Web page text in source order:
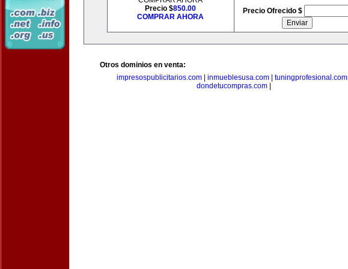
Precio $850.00
COMPRAR AHORA
Precio Ofrecido $
Otros dominios en venta:
impresospublicitarios.com
inmueblesusa.com tuningprofesional.com
dondetucompras.com